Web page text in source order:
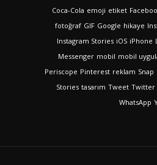
Coca-Cola emoji etiket
fotoğraf GIF Google hikaye
Instagram Stories iOS iPhone
Messenger mobil mobil
Periscope Pinterest reklam Snap
Stories tasarım Tweet Twitter
WhatsApp